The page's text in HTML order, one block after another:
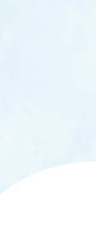
OUR OPEN
学問探求セミナー